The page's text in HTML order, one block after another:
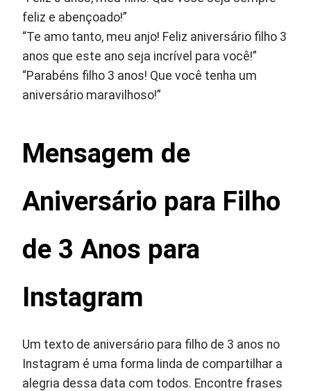
feliz e abençoado!”
“Te amo tanto, meu anjo! Feliz aniversário filho 3
anos que este ano seja incrível para você!”
“Parabéns filho 3 anos! Que você tenha um
aniversário maravilhoso!”
Mensagem de
Aniversário para Filho
de 3 Anos para
Instagram
Um texto de aniversário para filho de 3 anos no
Instagram é uma forma linda de compartilhar a
alegria dessa data com todos. Encontre frases